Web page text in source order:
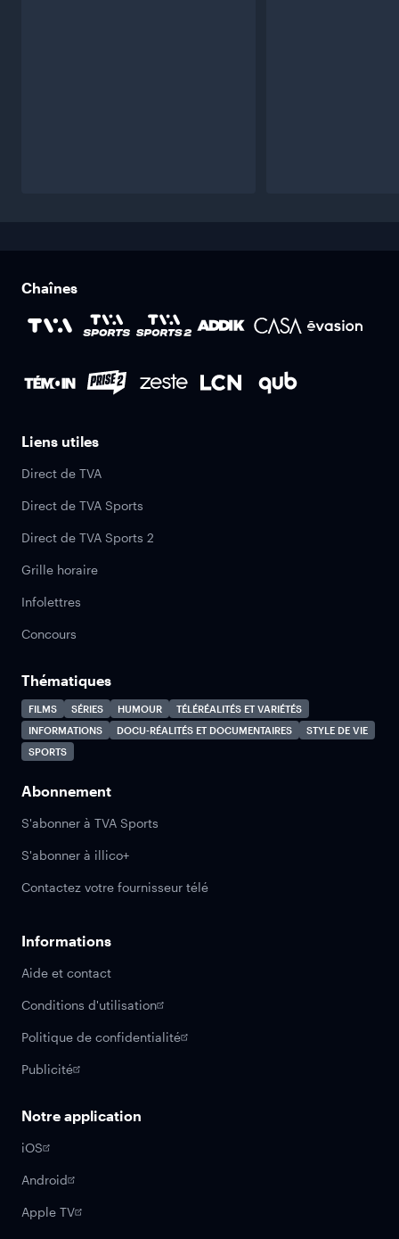
Chaînes
Liens utiles
Direct de TVA
Direct de TVA Sports
Direct de TVA Sports 2
Grille horaire
Infolettres
Concours
Thématiques
FILMS SÉRIES HUMOUR
TÉLÉRÉALITÉS ET VARIÉTÉS
INFORMATIONS
DOCU-RÉALITÉS ET DOCUMENTAIRES
STYLE DE VIE
SPORTS
Abonnement
S'abonner à TVA Sports
S'abonner à illico+
Contactez votre fournisseur télé
Informations
Aide et contact
Conditions d'utilisation
Politique de confidentialité
Publicité
Notre application
iOS
Android
Apple TV